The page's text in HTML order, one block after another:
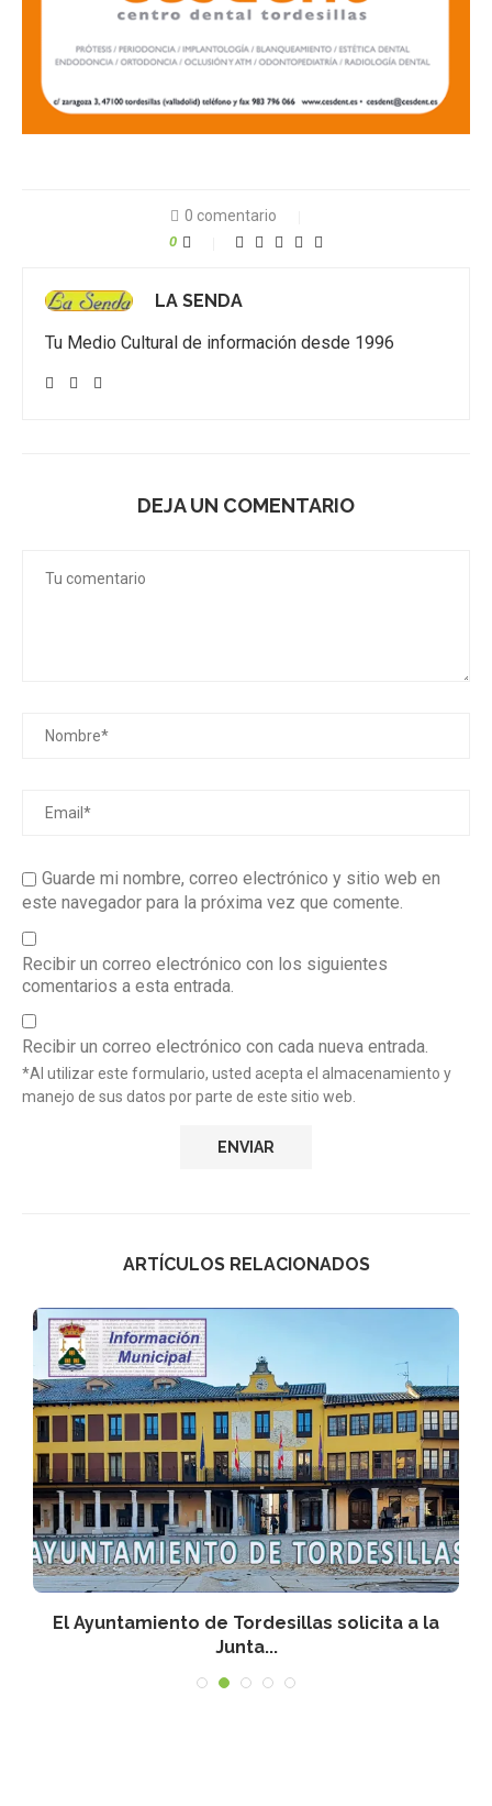
0 comentario
0
LA SENDA
Tu Medio Cultural de información desde 1996
DEJA UN COMENTARIO
Guarde mi nombre, correo electrónico y sitio web en
este navegador para la próxima vez que comente.
Recibir un correo electrónico con los siguientes
comentarios a esta entrada.
Recibir un correo electrónico con cada nueva entrada.
*Al utilizar este formulario, usted acepta el almacenamiento y
manejo de sus datos por parte de este sitio web.
ARTÍCULOS RELACIONADOS
El Ayuntamiento de Tordesillas solicita a la
Junta...